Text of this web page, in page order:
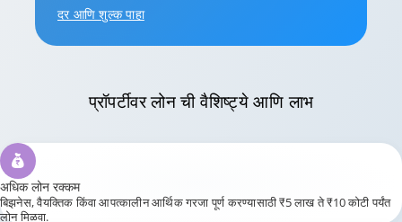
दर आणि शुल्क पाहा
प्रॉपर्टीवर लोनची वैशिष्ट्ये आणि लाभ
अधिक लोन रक्कम
बिझनेस, वैयक्तिक किंवा आपत्कालीन आर्थिक गरजा पूर्ण करण्यासाठी ₹5 लाख ते ₹10 कोटी पर्यंत
लोन मिळवा.